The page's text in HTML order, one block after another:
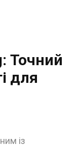
Точний
для
із